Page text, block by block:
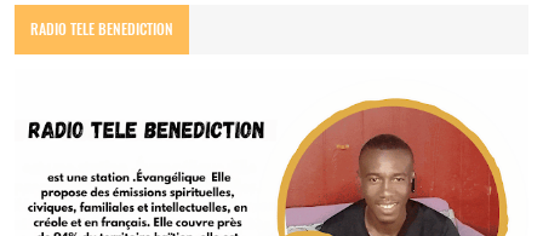
RADIO TELE BENEDICTION